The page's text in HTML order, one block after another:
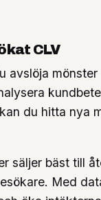
CLV
avslöja mönster
du hitta nya
säljer bäst till
Med